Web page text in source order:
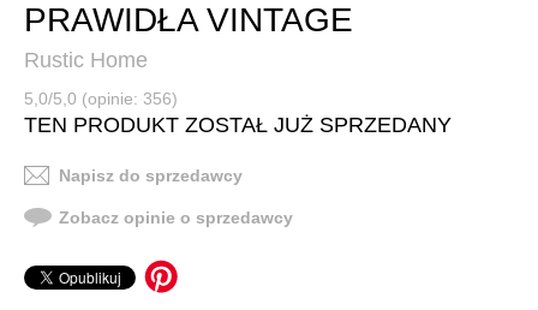
PRAWIDŁA VINTAGE
Rustic Home
5,0/5,0 (opinie: 356)
TEN PRODUKT ZOSTAŁ JUŻ SPRZEDANY
Napisz do sprzedawcy
Zobacz opinie o sprzedawcy